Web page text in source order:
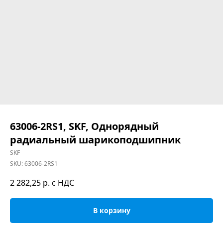
63006-2RS1, SKF, Однорядный
радиальный шарикоподшипник
SKF
SKU:63006-2RS1
2 282,25 р. с НДС
В корзину